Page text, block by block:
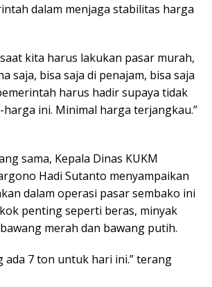
dalam menjaga stabilitas harga
kita harus lakukan pasar murah,
saja, bisa saja di penajam, bisa saja
harus hadir supaya tidak
ini. Minimal harga terjangkau.”
sama, Kepala Dinas KUKM
Hadi Sutanto menyampaikan
dalam operasi pasar sembako ini
penting seperti beras, minyak
merah dan bawang putih.
ada 7 ton untuk hari ini.” terang